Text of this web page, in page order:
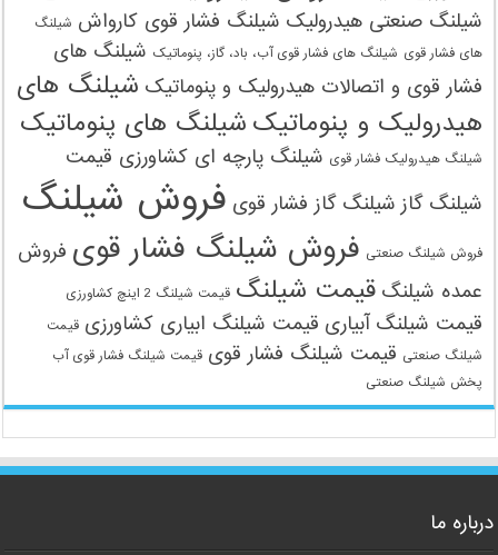
شیلنگ صنعتی هیدرولیک شیلنگ فشار قوی کارواش شیلنگ
های فشار قوی شیلنگ های فشار قوی آب، باد، گاز، پنوماتیک شیلنگ های
فشار قوی و اتصالات هیدرولیک و پنوماتیک شیلنگ های
هیدرولیک و پنوماتیک شیلنگ های پنوماتیک
شیلنگ هیدرولیک فشار قوی شیلنگ پارچه ای کشاورزی قیمت
شیلنگ گاز شیلنگ گاز فشار قوی فروش شیلنگ
فروش شیلنگ صنعتی فروش شیلنگ فشار قوی فروش
عمده شیلنگ قیمت شیلنگ قیمت شیلنگ 2 اینچ کشاورزی
قیمت شیلنگ آبیاری قیمت شیلنگ ابیاری کشاورزی قیمت
شیلنگ صنعتی قیمت شیلنگ فشار قوی قیمت شیلنگ فشار قوی آب
پخش شیلنگ صنعتی
درباره ما